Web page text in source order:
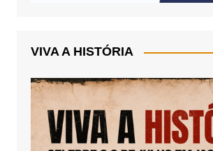
VIVA A HISTÓRIA